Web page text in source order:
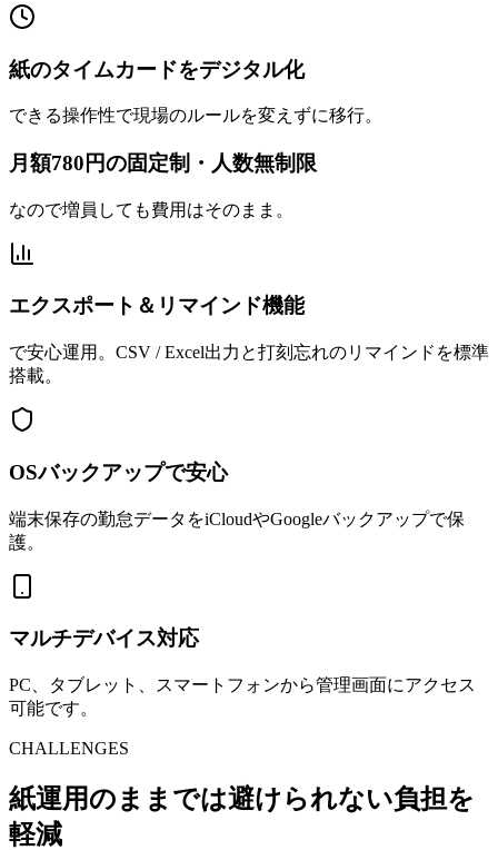
紙のタイムカードをデジタル化
できる操作性で現場のルールを変えずに移行。
月額780円の固定制・人数無制限
なので増員しても費用はそのまま。
エクスポート＆リマインド機能
で安心運用。CSV / Excel出力と打刻忘れのリマインドを標準
搭載。
OSバックアップで安心
端末保存の勤怠データをiCloudやGoogleバックアップで保
護。
マルチデバイス対応
PC、タブレット、スマートフォンから管理画面にアクセス
可能です。
CHALLENGES
紙運用のままでは避けられない負担を
軽減